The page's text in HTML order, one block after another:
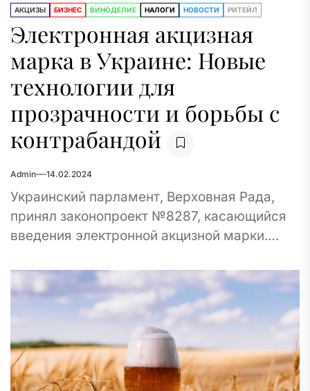
АКЦИЗЫ БИЗНЕС ВИНОДЕЛИЕ НАЛОГИ НОВОСТИ РИТЕЙЛ
Электронная акцизная
марка в Украине: Новые
технологии для
прозрачности и борьбы с
контрабандой
Admin 14.02.2024
Украинский парламент, Верховная Рада,
принял законопроект №8287, касающийся
введения электронной акцизной марки.
эффективного контроля обращения
алкогольных напитков, табачных изделий и
жидкостей,...